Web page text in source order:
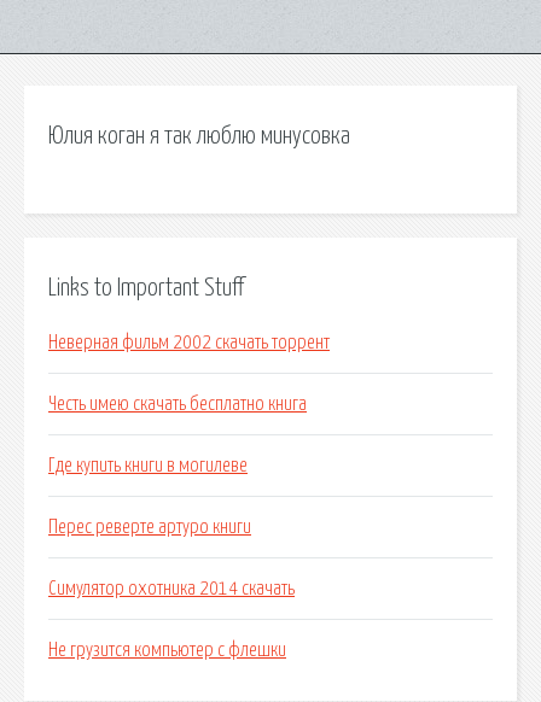
Юлия коган я так люблю минусовка
Links to Important Stuff
Неверная фильм 2002 скачать торрент
Честь имею скачать бесплатно книга
Где купить книги в могилеве
Перес реверте артуро книги
Симулятор охотника 2014 скачать
Не грузится компьютер с флешки